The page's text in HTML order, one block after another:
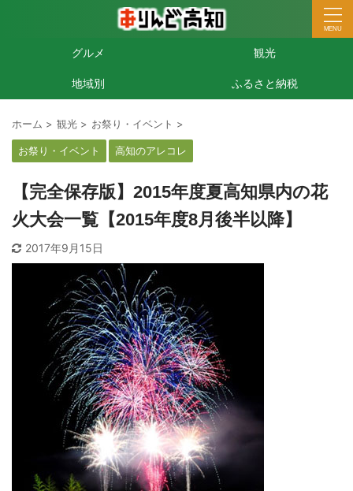
グルメ 観光
地域別 ふるさと納税
ホーム > 観光 > お祭り・イベント >
お祭り・イベント 高知のアレコレ
【完全保存版】2015年度夏高知県内の花
火大会一覧【2015年度8月後半以降】
2017年9月15日